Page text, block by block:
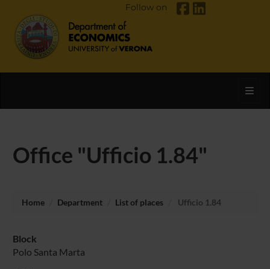
Follow on
Office "Ufficio 1.84"
Home Department List of places Ufficio 1.84
Block
Polo Santa Marta